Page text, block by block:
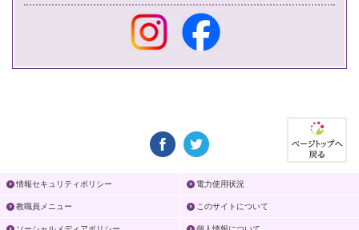
情報セキュリティポリシー 電力使用状況
教職員メニュー このサイトについて